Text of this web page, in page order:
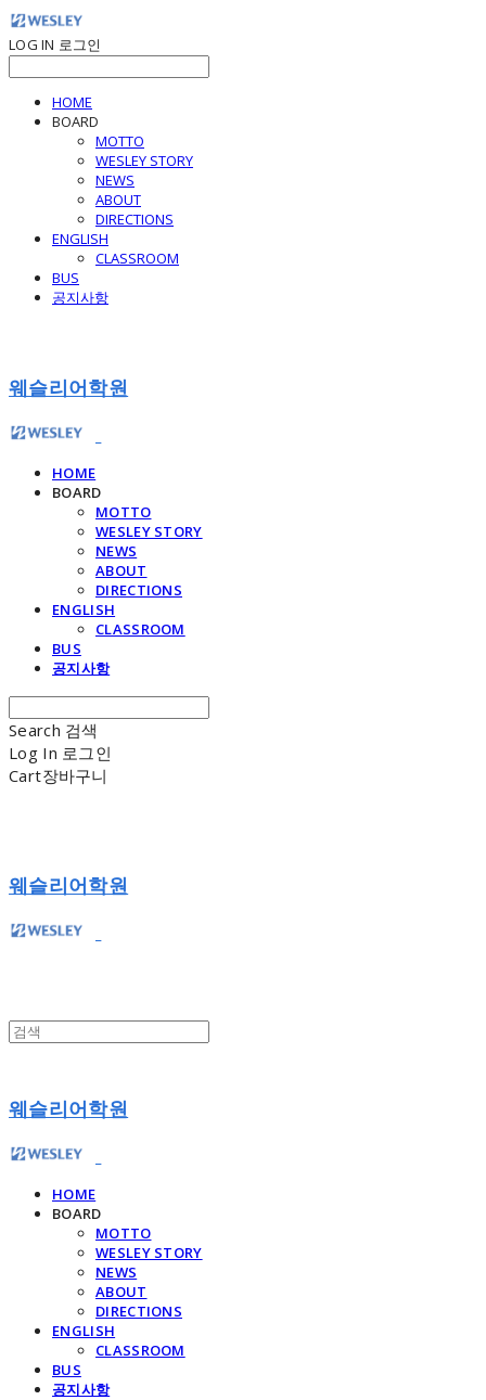
LOG IN 로그인
HOME
BOARD
MOTTO
WESLEY STORY
NEWS
ABOUT
DIRECTIONS
ENGLISH
CLASSROOM
BUS
공지사항
웨슬리어학원
HOME
BOARD
MOTTO
WESLEY STORY
NEWS
ABOUT
DIRECTIONS
ENGLISH
CLASSROOM
BUS
공지사항
Search 검색
Log In 로그인
Cart장바구니
웨슬리어학원
웨슬리어학원
HOME
BOARD
MOTTO
WESLEY STORY
NEWS
ABOUT
DIRECTIONS
ENGLISH
CLASSROOM
BUS
공지사항